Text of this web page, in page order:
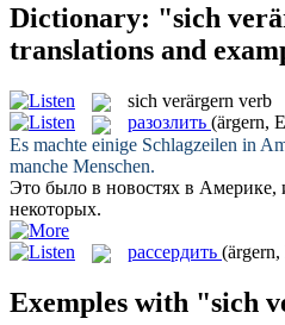
Dictionary: "sich
translations and
sich verärgern verb
разозлить (ärgern,
Es machte einige Schlagzeilen in
manche Menschen.
Это было в новостях в Америке,
некоторых.
рассердить
Exemples with "sich